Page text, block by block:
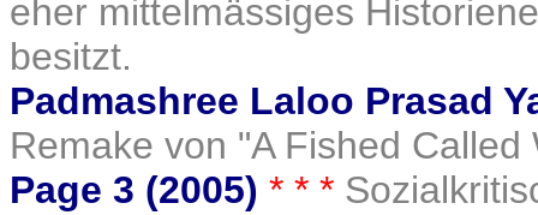
eher mittelmässiges
besitzt.
Padmashree Laloo Prasad
Remake von "A Fished Called
Page 3 (2005) * * *